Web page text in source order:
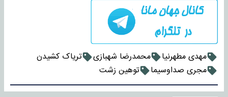
مهدی مطهرنیا محمدرضا شهبازی
تریاک کشیدن
مجری صداوسیما
توهین زشت